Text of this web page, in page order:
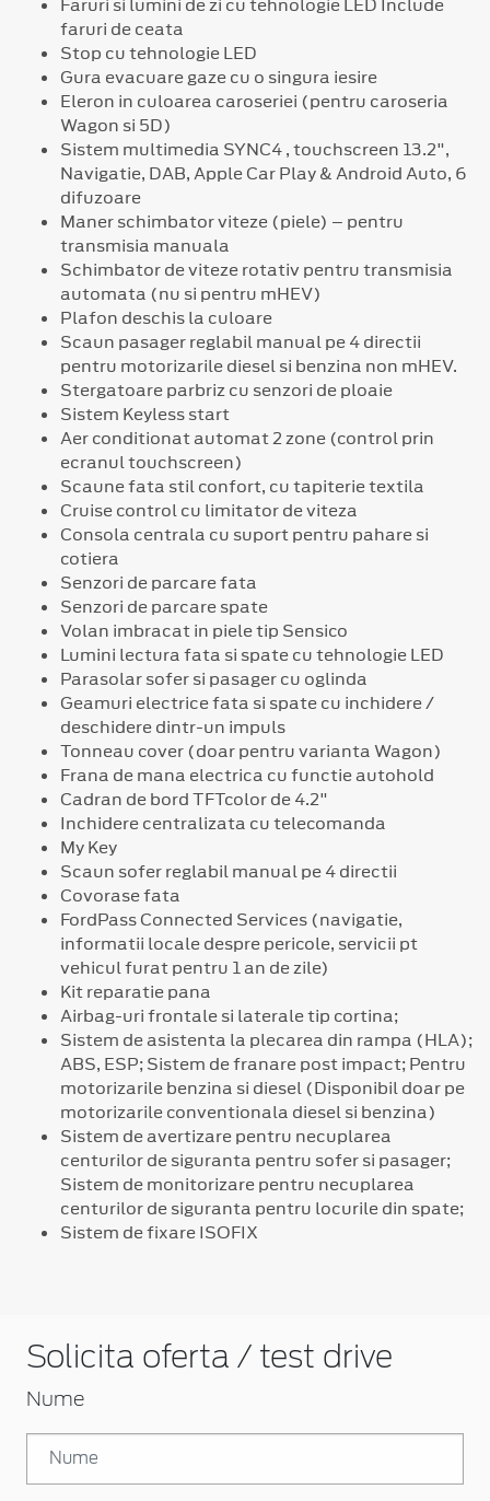
Faruri si lumini de zi cu tehnologie LED Include
faruri de ceata
Stop cu tehnologie LED
Gura evacuare gaze cu o singura iesire
Eleron in culoarea caroseriei (pentru caroseria
Wagon si 5D)
Sistem multimedia SYNC4 , touchscreen 13.2",
Navigatie, DAB, Apple Car Play & Android Auto, 6
difuzoare
Maner schimbator viteze (piele) – pentru
transmisia manuala
Schimbator de viteze rotativ pentru transmisia
automata (nu si pentru mHEV)
Plafon deschis la culoare
Scaun pasager reglabil manual pe 4 directii
pentru motorizarile diesel si benzina non mHEV.
Stergatoare parbriz cu senzori de ploaie
Sistem Keyless start
Aer conditionat automat 2 zone (control prin
ecranul touchscreen)
Scaune fata stil confort, cu tapiterie textila
Cruise control cu limitator de viteza
Consola centrala cu suport pentru pahare si
cotiera
Senzori de parcare fata
Senzori de parcare spate
Volan imbracat in piele tip Sensico
Lumini lectura fata si spate cu tehnologie LED
Parasolar sofer si pasager cu oglinda
Geamuri electrice fata si spate cu inchidere /
deschidere dintr-un impuls
Tonneau cover (doar pentru varianta Wagon)
Frana de mana electrica cu functie autohold
Cadran de bord TFTcolor de 4.2"
Inchidere centralizata cu telecomanda
My Key
Scaun sofer reglabil manual pe 4 directii
Covorase fata
FordPass Connected Services (navigatie,
informatii locale despre pericole, servicii pt
vehicul furat pentru 1 an de zile)
Kit reparatie pana
Airbag-uri frontale si laterale tip cortina;
Sistem de asistenta la plecarea din rampa (HLA);
ABS, ESP; Sistem de franare post impact; Pentru
motorizarile benzina si diesel (Disponibil doar pe
motorizarile conventionala diesel si benzina)
Sistem de avertizare pentru necuplarea
centurilor de siguranta pentru sofer si pasager;
Sistem de monitorizare pentru necuplarea
centurilor de siguranta pentru locurile din spate;
Sistem de fixare ISOFIX
Solicita oferta / test drive
Nume